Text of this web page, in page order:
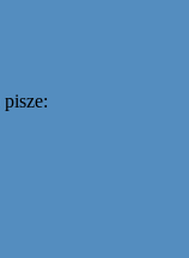
pisze: